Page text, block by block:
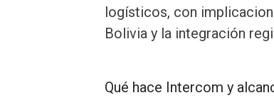
logísticos, con
Bolivia y la integración
Qué hace Intercom y